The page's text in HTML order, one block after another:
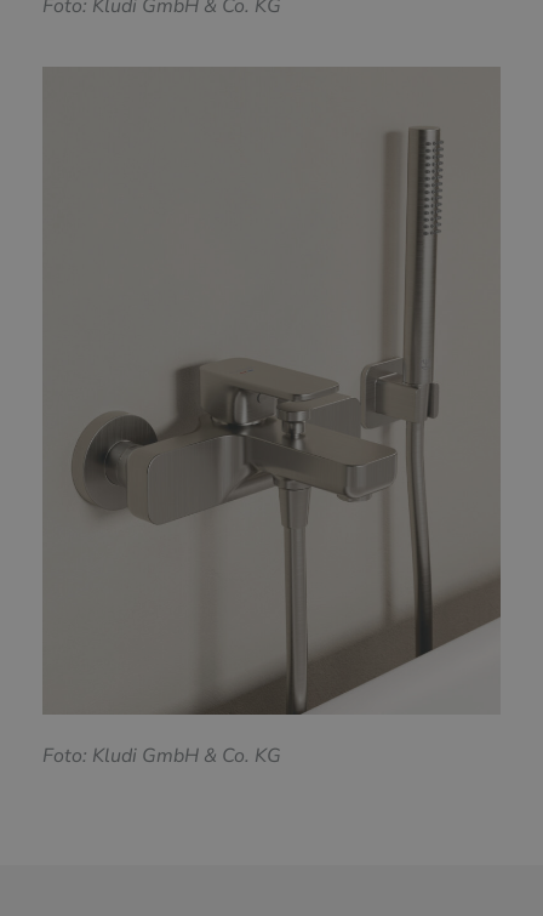
Foto: Kludi GmbH & Co. KG
Foto: Kludi GmbH & Co. KG